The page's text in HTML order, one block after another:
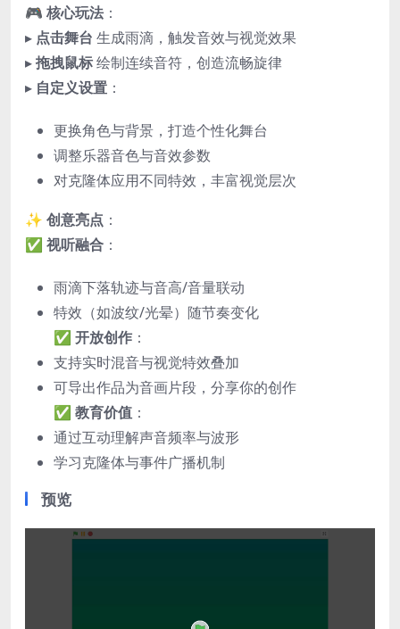
🎮 核心玩法 ：
▸ 点击舞台 生成雨滴，触发音效与视觉效果
▸拖拽鼠标绘制连续音符，创造流畅旋律
▸ 自定义设置 ：
更换角色与背景，打造个性化舞台
调整乐器音色与音效参数
对克隆体应用不同特效，丰富视觉层次
✨ 创意亮点 ：
✅ 视听融合 ：
雨滴下落轨迹与音高/音量联动
特效（如波纹/光晕）随节奏变化
✅ 开放创作 ：
支持实时混音与视觉特效叠加
可导出作品为音画片段，分享你的创作
✅ 教育价值 ：
通过互动理解声音频率与波形
学习克隆体与事件广播机制
预览